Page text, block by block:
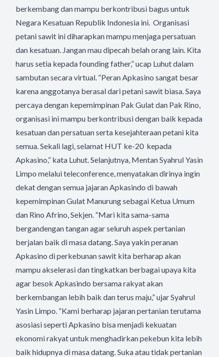
berkembang dan mampu berkontribusi bagus untuk
Negara Kesatuan Republik Indonesia ini. Organisasi
petani sawit ini diharapkan mampu menjaga persatuan
dan kesatuan. Jangan mau dipecah belah orang lain. Kita
harus setia kepada founding father,” ucap Luhut dalam
sambutan secara virtual. “Peran Apkasino sangat besar
karena anggotanya berasal dari petani sawit biasa. Saya
percaya dengan kepemimpinan Pak Gulat dan Pak Rino,
organisasi ini mampu berkontribusi dengan baik kepada
kesatuan dan persatuan serta kesejahteraan petani kita
semua. Sekali lagi, selamat HUT ke-20 kepada
Apkasino,” kata Luhut. Selanjutnya, Mentan Syahrul Yasin
Limpo melalui teleconference, menyatakan dirinya ingin
dekat dengan semua jajaran Apkasindo di bawah
kepemimpinan Gulat Manurung sebagai Ketua Umum
dan Rino Afrino, Sekjen. “Mari kita sama-sama
bergandengan tangan agar seluruh aspek pertanian
berjalan baik di masa datang. Saya yakin peranan
Apkasino di perkebunan sawit kita berharap akan
mampu akselerasi dan tingkatkan berbagai upaya kita
agar besok Apkasindo bersama rakyat akan
berkembangan lebih baik dan terus maju,” ujar Syahrul
Yasin Limpo. “Kami berharap jajaran pertanian terutama
asosiasi seperti Apkasino bisa menjadi kekuatan
ekonomi rakyat untuk menghadirkan pekebun kita lebih
baik hidupnya di masa datang. Suka atau tidak pertanian